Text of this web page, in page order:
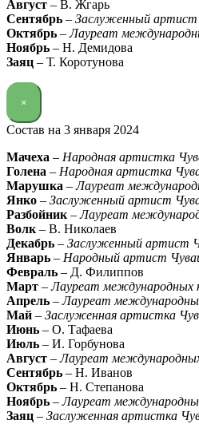
Август – В. Жгарь
Сентябрь – Заслуженный артист
Октябрь –Лауреат
Ноябрь – Н. Демидова
Заяц – Т. Коротунова
×
Состав на 3 января 2024
Мачеха – Народная артистка
Голена – Народная артистка
Марушка –Лауреат
Янко – Заслуженный артист
Разбойник –Лауреат
Волк – В. Николаев
Декабрь – Заслуженный артист
Январь – Народный артист
Февраль – Д. Филиппов
Март –Лауреат международных
Апрель –Лауреат
Май – Заслуженная артистка
Июнь – О. Тафаева
Июль – И. Горбунова
Август –Лауреат международных
Сентябрь – Н. Иванов
Октябрь – Н. Степанова
Ноябрь –Лауреат
Заяц – Заслуженная артистка